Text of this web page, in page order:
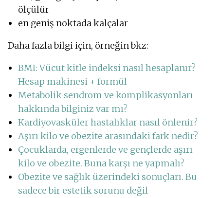
ölçülür
en geniş noktada kalçalar
Daha fazla bilgi için, örneğin bkz:
BMI: Vücut kitle indeksi nasıl hesaplanır?
Hesap makinesi + formül
Metabolik sendrom ve komplikasyonları
hakkında bilginiz var mı?
Kardiyovasküler hastalıklar nasıl önlenir?
Aşırı kilo ve obezite arasındaki fark nedir?
Çocuklarda, ergenlerde ve gençlerde aşırı
kilo ve obezite. Buna karşı ne yapmalı?
Obezite ve sağlık üzerindeki sonuçları. Bu
sadece bir estetik sorunu değil